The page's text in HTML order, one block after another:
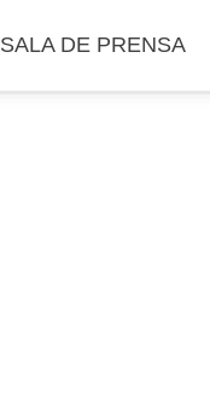
SALA DE PRENSA